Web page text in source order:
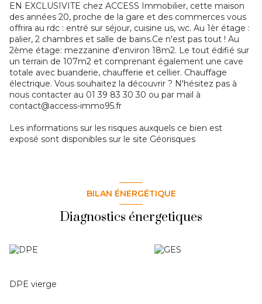
EN EXCLUSIVITE chez ACCESS Immobilier, cette maison
des années 20, proche de la gare et des commerces vous
offrira au rdc : entré sur séjour, cuisine us, wc. Au 1èr étage :
palier, 2 chambres et salle de bains.Ce n'est pas tout ! Au
2ème étage: mezzanine d'environ 18m2. Le tout édifié sur
un terrain de 107m2 et comprenant également une cave
totale avec buanderie, chaufferie et cellier. Chauffage
électrique. Vous souhaitez la découvrir ? N'hésitez pas à
nous contacter au 01 39 83 30 30 ou par mail à
contact@access-immo95.fr
Les informations sur les risques auxquels ce bien est
exposé sont disponibles sur le site Géorisques
BILAN ÉNERGÉTIQUE
Diagnostics énergetiques
DPE vierge